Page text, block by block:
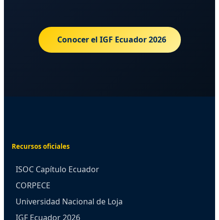
Conocer el IGF Ecuador 2026
Recursos oficiales
ISOC Capítulo Ecuador
CORPECE
Universidad Nacional de Loja
IGF Ecuador 2026